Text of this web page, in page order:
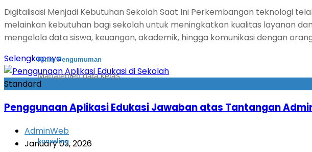
Kirim Pengumuman
Manajemen data kelas
konseling
Digitalisasi Menjadi Kebutuhan Sekolah Saat Ini Perkembangan teknologi
melainkan kebutuhan bagi sekolah untuk meningkatkan kualitas layanan
mengelola data siswa, keuangan, akademik, hingga komunikasi dengan
Selengkapnya
Standard
Penggunaan Aplikasi Edukasi Jawaban atas Tantangan
AdminWeb
January 03, 2026